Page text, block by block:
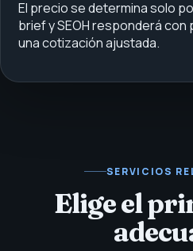
El precio se determina solo
brief y SEOH responderá
una cotización ajustada.
SERVICIOS
Elige el